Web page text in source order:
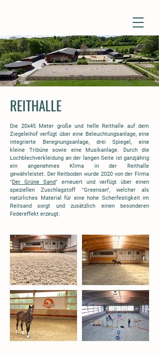
REITHALLE
Die 20x45 Meter große und helle Reithalle auf dem
Ziegeleihof verfügt über eine Beleuchtungsanlage, eine
integrierte Beregnungsanlage, drei Spiegel, eine
kleine Tribüne sowie eine Musikanlage. Durch die
Lochblechverkleidung an der langen Seite ist ganzjährig
ein angenehmes Klima in der Reithalle
gewährleistet. Der Reitboden wurde 2020 von der Firma
"Der Grüne Sand" erneuert und verfügt über einen
speziellen Zuschlagstoff "Greensan", welcher als
natürliches Material für eine hohe Scherfestigkeit im
Reitsand sorgt und zusätzlich einen besonderen
Federeffekt erzeugt.